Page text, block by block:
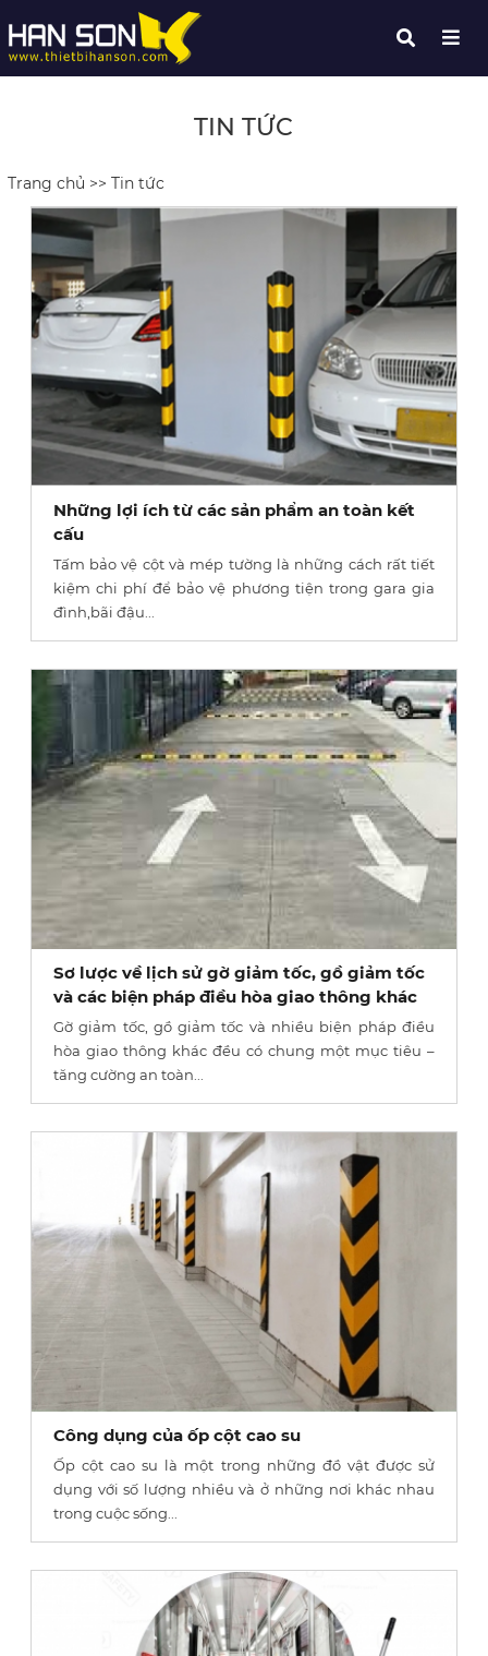
TIN TỨC
Trang chủ >> Tin tức
Những lợi ích từ các sản phẩm an toàn kết
cấu
Tấm bảo vệ cột và mép tường là những cách rất tiết
kiệm chi phí để bảo vệ phương tiện trong gara gia
đình,bãi đậu...
Sơ lược về lịch sử gờ giảm tốc, gồ giảm tốc
và các biện pháp điều hòa giao thông khác
Gờ giảm tốc, gồ giảm tốc và nhiều biện pháp điều
hòa giao thông khác đều có chung một mục tiêu –
tăng cường an toàn...
Công dụng của ốp cột cao su
Ốp cột cao su là một trong những đồ vật được sử
dụng với số lượng nhiều và ở những nơi khác nhau
trong cuộc sống...